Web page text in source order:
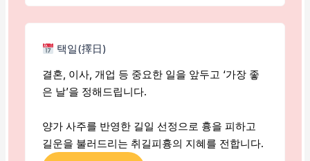
택일(擇日)
결혼, 이사, 개업 등 중요한 일을 앞두고 ‘가장 좋
은 날’을 정해드립니다.
양가 사주를 반영한 길일 선정으로 흉을 피하고
길운을 불러드리는 취길피흉의 지혜를 전합니다.